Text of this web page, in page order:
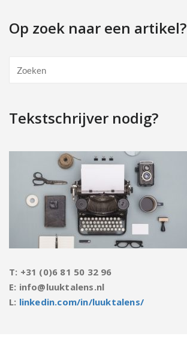
Op zoek naar een artikel?
Tekstschrijver nodig?
T: +31 (0)6 81 50 32 96
E: info@luuktalens.nl
L: linkedin.com/in/luuktalens/